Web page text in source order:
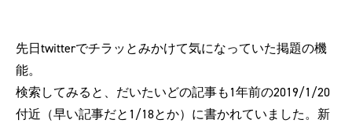
リ
先日twitterでチラッとみかけて気になっていた掲題の機
能。
検索してみると、だいたいどの記事も1年前の2019/1/20
付近（早い記事だと1/18とか）に書かれていました。新